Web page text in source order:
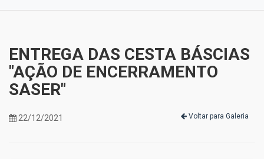
ENTREGA DAS CESTA BÁSCIAS
"AÇÃO DE ENCERRAMENTO
SASER"
22/12/2021 Voltar para Galeria